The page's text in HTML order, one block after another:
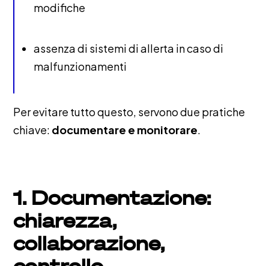
modifiche
assenza di sistemi di allerta in caso di
malfunzionamenti
Per evitare tutto questo, servono due pratiche
chiave: documentare e monitorare.
1. Documentazione:
chiarezza,
collaborazione,